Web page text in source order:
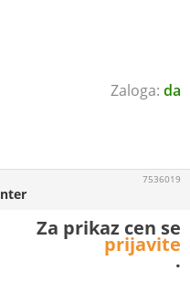
da
7536019
Za prikaz cen se
prijavite
.